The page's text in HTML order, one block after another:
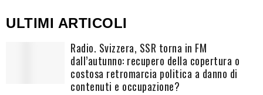
ULTIMI ARTICOLI
Radio. Svizzera, SSR torna in FM
dall’autunno: recupero della copertura o
costosa retromarcia politica a danno di
contenuti e occupazione?